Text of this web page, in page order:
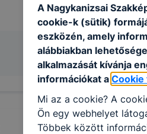
A Nagykanizsai
cookie-k (sütik)
eszközén, amely
alábbiakban
alkalmazását kívánja
információkat a Cookie
Mi az a cookie? A
Ön egy webhelyet
Többek között